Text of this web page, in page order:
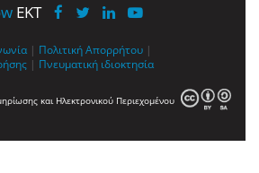
EKT
| Πολιτική Απορρήτου |
| Πνευματική ιδιοκτησία
και Ηλεκτρονικού Περιεχομένου